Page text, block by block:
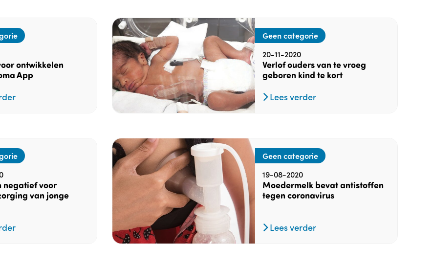
ontwikkelen
App
Geen categorie
20-11-2020
Verlof ouders van te vroeg
geboren kind te kort
Lees verder
negatief voor
van jonge
Geen categorie
19-08-2020
Moedermelk bevat antistoffen
tegen coronavirus
Lees verder